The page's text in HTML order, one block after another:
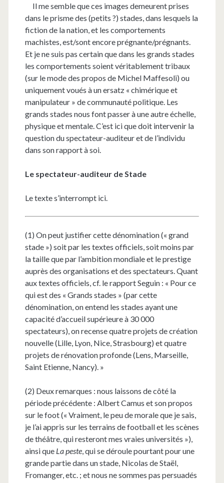
Il me semble que ces images demeurent prises
dans le prisme des (petits ?) stades, dans lesquels la
fiction de la nation, et les comportements
machistes, est/sont encore prégnante/prégnants.
Et je ne suis pas certain que dans les grands stades
les comportements soient véritablement tribaux
(sur le mode des propos de Michel Maffesoli) ou
uniquement voués à un ersatz « chimérique et
manipulateur » de communauté politique. Les
grands stades nous font passer à une autre échelle,
physique et mentale. C’est ici que doit intervenir la
question du spectateur-auditeur et de l’individu
dans son rapport à soi.
Le spectateur-auditeur de Stade
Le texte s’interrompt ici.
(1) On peut justifier cette dénomination (« grand
stade ») soit par les textes officiels, soit moins par
la taille que par l’ambition mondiale et le prestige
auprès des organisations et des spectateurs. Quant
aux textes officiels, cf. le rapport Seguin : « Pour ce
qui est des « Grands stades » (par cette
dénomination, on entend les stades ayant une
capacité d’accueil supérieure à 30 000
spectateurs), on recense quatre projets de création
nouvelle (Lille, Lyon, Nice, Strasbourg) et quatre
projets de rénovation profonde (Lens, Marseille,
Saint Etienne, Nancy). »
(2) Deux remarques : nous laissons de côté la
période précédente : Albert Camus et son propos
sur le foot (« Vraiment, le peu de morale que je sais,
je l’ai appris sur les terrains de football et les scènes
de théâtre, qui resteront mes vraies universités »),
ainsi que La peste, qui se déroule pourtant pour une
grande partie dans un stade, Nicolas de Staël,
Fromanger, etc. ; et nous ne sommes pas persuadés